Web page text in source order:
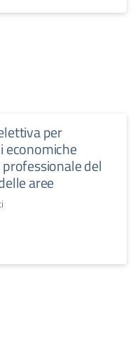
per
economiche
del
aree